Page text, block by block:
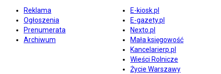
Reklama
Ogłoszenia
Prenumerata
Archiwum
E-kiosk.pl
E-gazety.pl
Nexto.pl
Mała księgowość
Kancelarierp.pl
Wieści Rolnicze
Życie Warszawy